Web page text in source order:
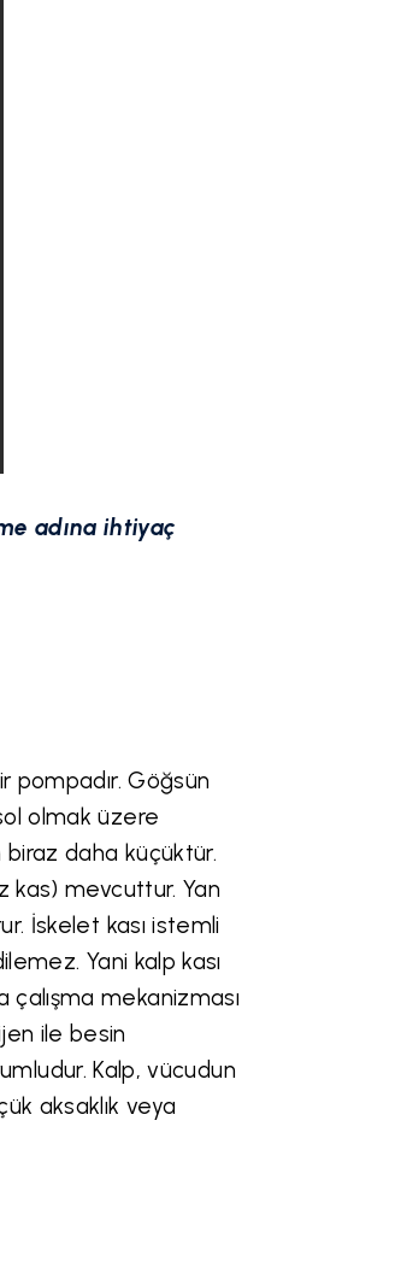
adına ihtiyaç
pompadır. Göğsün
olmak üzere
biraz daha küçüktür.
kas) mevcuttur. Yan
İskelet kası istemli
Yani kalp kası
mekanizması
ile besin
Kalp, vücudun
aksaklık veya